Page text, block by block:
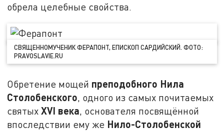
обрела целебные свойства.
СВЯЩЕННОМУЧЕНИК ФЕРАПОНТ, ЕПИСКОП САРДИЙСКИЙ. ФОТО:
PRAVOSLAVIE.RU
Обретение мощей преподобного Нила
Столобенского, одного из самых почитаемых
святыхXVI века, основателя посвящённой
впоследствии ему же Нило-Столобенской